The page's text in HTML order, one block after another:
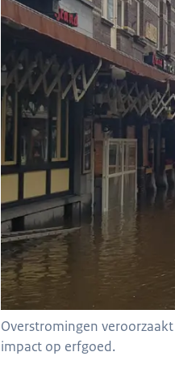
Overstromingen
impact op erfgoed.